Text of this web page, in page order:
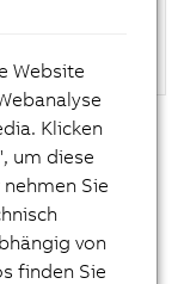
Website
Klicken
um diese
Sie
von
finden Sie